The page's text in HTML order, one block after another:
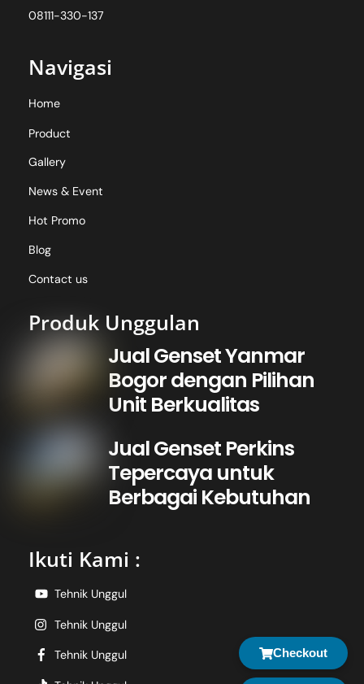
Checkout
08111-330-137
Navigasi
Home
Product
Gallery
News & Event
Hot Promo
Blog
Contact us
Produk Unggulan
Jual Genset Yanmar
Bogor dengan Pilihan
Unit Berkualitas
Jual Genset Perkins
Tepercaya untuk
Berbagai Kebutuhan
Ikuti Kami :
Tehnik Unggul
Tehnik Unggul
Tehnik Unggul